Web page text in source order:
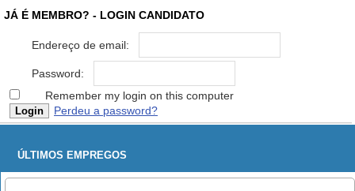
JÁ É MEMBRO? - LOGIN CANDIDATO
Endereço de email:
Password:
Remember my login on this computer
Perdeu a password?
ÚLTIMOS EMPREGOS